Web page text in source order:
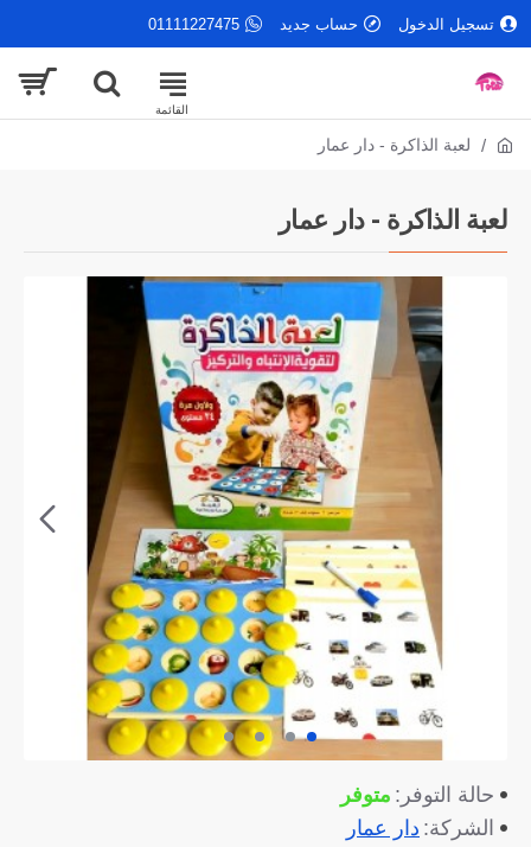
تسجيل الدخول حساب جديد 01111227475
لعبة الذاكرة - دار عمار
لعبة الذاكرة - دار عمار
حالة التوفر: متوفر
الشركة: دار عمار